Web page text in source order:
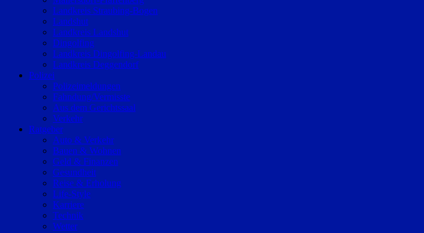
Landkreis Straubing-Bogen
Landshut
Landkreis Landshut
Dingolfing
Landkreis Dingolfing-Landau
Landkreis Deggendorf
Polizei
Polizeimeldungen
Fahndung/Vermisste
Aus dem Gerichtssaal
Verkehr
Ratgeber
Auto & Verkehr
Bauen & Wohnen
Geld & Finanzen
Gesundheit
Reise & Erholung
Life-Style
Karriere
Technik
Wetter